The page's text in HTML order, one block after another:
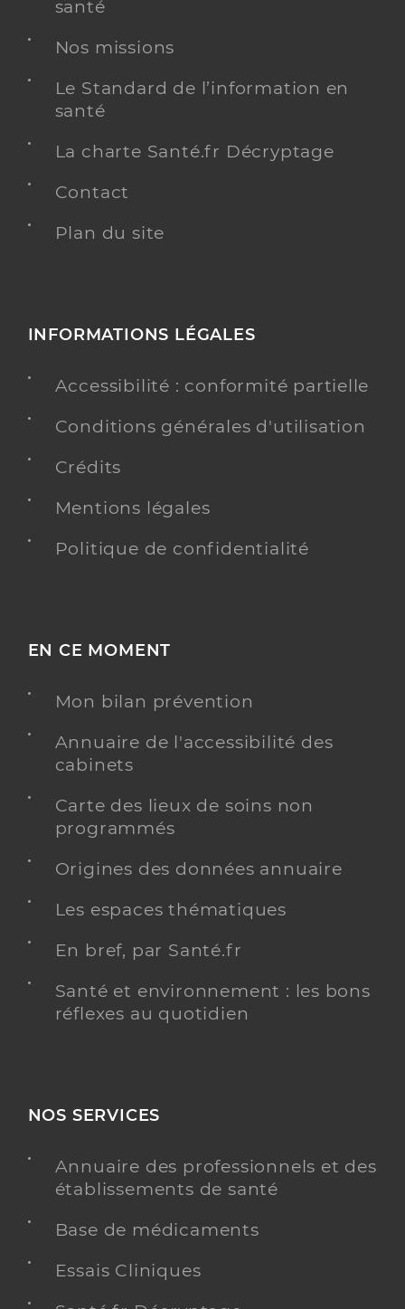
santé
Nos missions
Le Standard de l’information en
santé
La charte Santé.fr Décryptage
Contact
Plan du site
INFORMATIONS LÉGALES
Accessibilité : conformité partielle
Conditions générales d'utilisation
Crédits
Mentions légales
Politique de confidentialité
EN CE MOMENT
Mon bilan prévention
Annuaire de l'accessibilité des
cabinets
Carte des lieux de soins non
programmés
Origines des données annuaire
Les espaces thématiques
En bref, par Santé.fr
Santé et environnement : les bons
réflexes au quotidien
NOS SERVICES
Annuaire des professionnels et des
établissements de santé
Base de médicaments
Essais Cliniques